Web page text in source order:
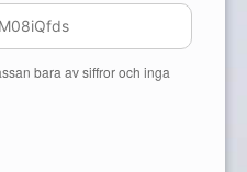
bara av siffror och inga